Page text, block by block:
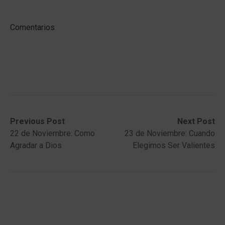
Comentarios
Post
navigation
Previous Post
Previous
post:22 de Noviembre: Como
Agradar a Dios
Next Post
Next
post:
23 de Noviembre: Cuando
Elegimos Ser Valientes